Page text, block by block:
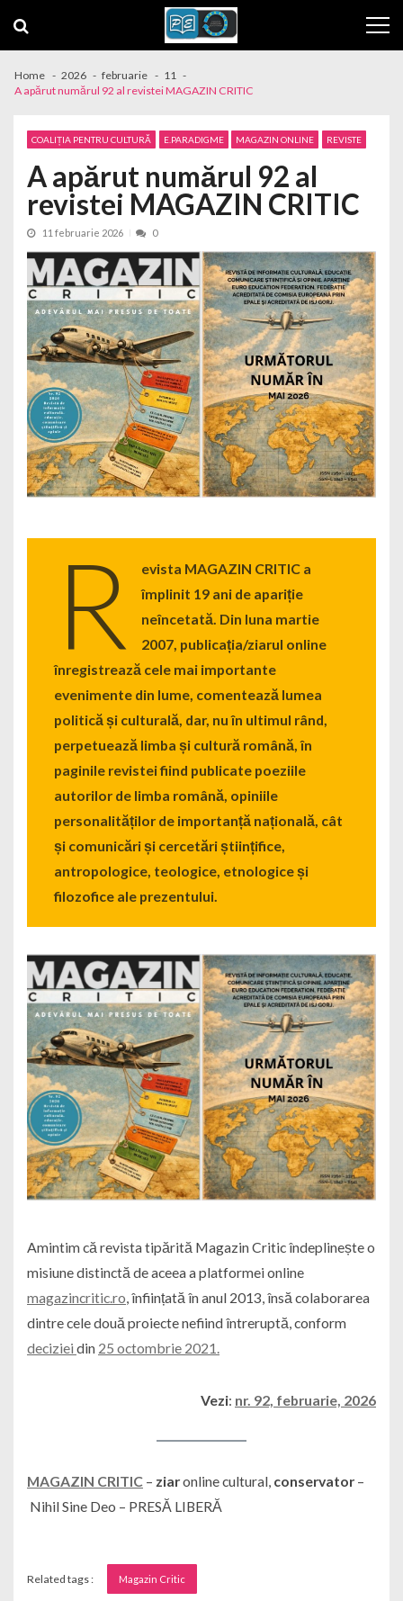
Home 2026 februarie
11
A apărut numărul 92 al revistei MAGAZIN CRITIC
COALIȚIA PENTRU CULTURĂ E.PARADIGME MAGAZIN ONLINE REVISTE
A apărut numărul 92 al
revistei MAGAZIN CRITIC
11 februarie 2026 0
R
evista MAGAZIN CRITIC a
împlinit 19 ani de apariție
neîncetată. Din luna martie
2007, publicația/ziarul online
înregistrează cele mai importante
evenimente din lume, comentează lumea
politică și culturală, dar, nu în ultimul rând,
perpetuează limba și cultură română, în
paginile revistei fiind publicate poeziile
autorilor de limba română, opiniile
personalităților de importanță națională, cât
și comunicări și cercetări științifice,
antropologice, teologice, etnologice și
filozofice ale prezentului.
Amintim că revista tipărită Magazin Critic îndeplinește o
misiune distinctă de aceea a platformei online
magazincritic.ro, înființată în anul 2013, însă colaborarea
dintre cele două proiecte nefiind întreruptă, conform
deciziei din 25 octombrie 2021.
Vezi: nr. 92, februarie, 2026
MAGAZIN CRITIC – ziaronline cultural, conservator –
Nihil Sine Deo – PRESĂ LIBERĂ
Related tags : Magazin Critic